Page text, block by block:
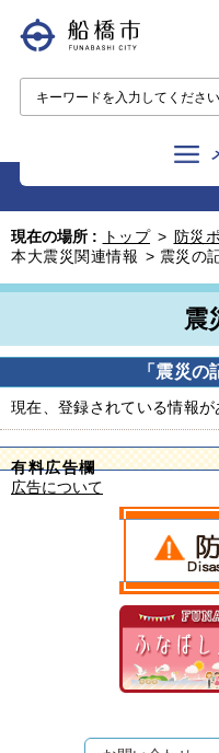
現在の場所 : トップ > 防災
本大震災関連情報 > 震災の
震
「震災
現在、登録されている情報が
有料広告欄
広告について